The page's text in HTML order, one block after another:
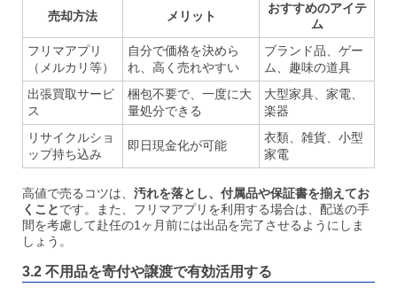
売却方法 メリット
おすすめのアイテ
ム
フリマアプリ
（メルカリ等）
自分で価格を決めら
れ、高く売れやすい
ブランド品、ゲー
ム、趣味の道具
出張買取サービ
ス
梱包不要で、一度に大
量処分できる
大型家具、家電、
楽器
リサイクルショ
ップ持ち込み
即日現金化が可能
衣類、雑貨、小型
家電
高値で売るコツは、 汚れを落とし、付属品や保証書を揃えてお
くことです。また、フリマアプリを利用する場合は、配送の手
間を考慮して赴任の1ヶ月前には出品を完了させるようにしま
しょう。
3.2 不用品を寄付や譲渡で有効活用する